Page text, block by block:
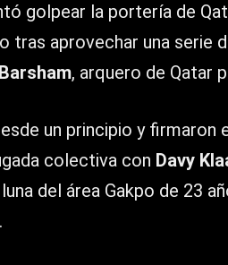
golpear la portería de
tras aprovechar una serie
, arquero de Qatar
un principio y firmaron
colectiva con Davy
del área Gakpo de 23